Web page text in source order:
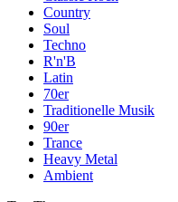
Country
Soul
Techno
R'n'B
Latin
70er
Traditionelle Musik
90er
Trance
Heavy Metal
Ambient